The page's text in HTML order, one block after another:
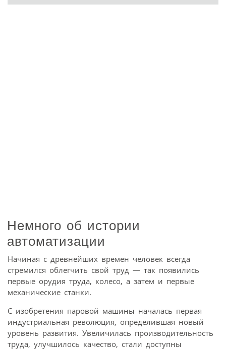
Немного об истории
автоматизации
Начиная с древнейших времен человек всегда
стремился облегчить свой труд — так появились
первые орудия труда, колесо, а затем и первые
механические станки.
С изобретения паровой машины началась первая
индустриальная революция, определившая новый
уровень развития. Увеличилась производительность
труда, улучшилось качество, стали доступны